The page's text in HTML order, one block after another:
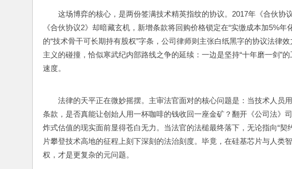
这场博弈的核心，是两份签满技术精英指纹的协议。2017年《合伙协
《合伙协议2》却暗藏玄机，新增条款将回购价格锁定在“实缴成本加5%
的“技术骨干可长期持有股权”字条，公司律师则主张白纸黑字的协议法律
主义的碰撞，恰似寒武纪内部路线之争的延续：一边是坚持“十年磨一剑”
速度。
法律的天平正在微妙摇摆。主审法官面对的核心问题是：当技术人员
条款，是否真能让创始人用一杯咖啡的钱收回一座金矿？翻开《公司法》
炸式估值的现实面前显得苍白无力。当法官的法槌最终落下，无论指向“契
片攀登技术高地的征程上刻下深刻的法治刻度。毕竟，在硅基芯片与人类
权，才是更复杂的元问题。